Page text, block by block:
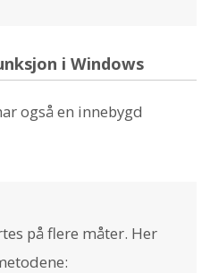
i Windows
også en innebygd
på flere måter. Her